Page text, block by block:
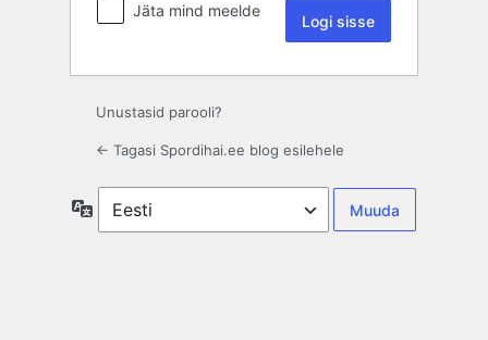
Jäta mind meelde
Unustasid parooli?
← Tagasi Spordihai.ee blog esilehele
Keel